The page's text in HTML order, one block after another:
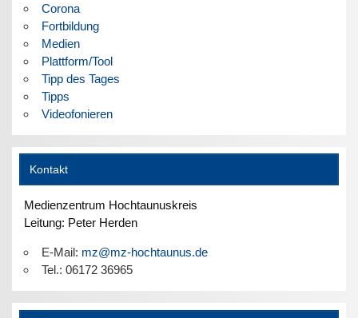
Corona
Fortbildung
Medien
Plattform/Tool
Tipp des Tages
Tipps
Videofonieren
Kontakt
Medienzentrum Hochtaunuskreis
Leitung: Peter Herden
E-Mail: mz@mz-hochtaunus.de
Tel.: 06172 36965